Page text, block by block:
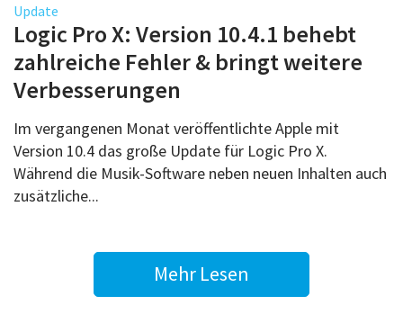
Update
Logic Pro X: Version 10.4.1 behebt
zahlreiche Fehler & bringt weitere
Verbesserungen
Im vergangenen Monat veröffentlichte Apple mit
Version 10.4 das große Update für Logic Pro X.
Während die Musik-Software neben neuen Inhalten auch
zusätzliche...
Mehr Lesen